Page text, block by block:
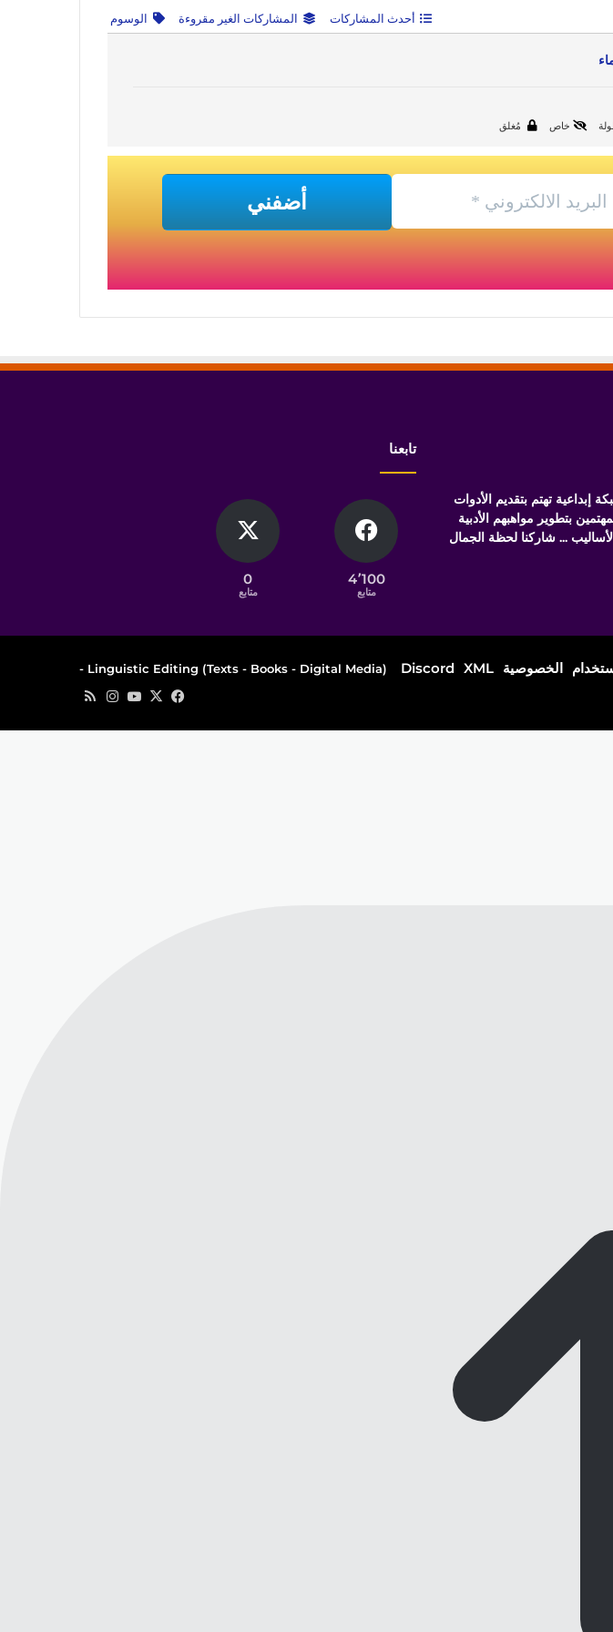
أحدث المشاركات المشاركات الغير مقروءة الوسوم
خاص مُغلق
إبداعية تهتم بتقديم الأدوات
بتطوير مواهبهم الأدبية
... شاركنا لحظة الجمال
تابعنا
4٬100
متابع
0
متابع
Linguistic Editing (Texts - Books - Digital Media) - الخصوصية XML
Discord
فيسبوك
‫X
‫YouTube
انستقرام
ملخص